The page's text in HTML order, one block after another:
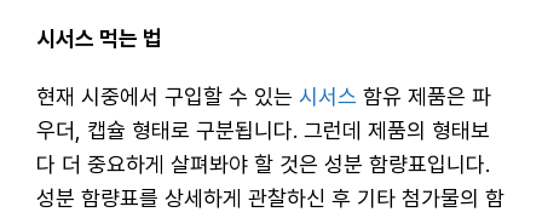
시서스 먹는 법
현재 시중에서 구입할 수 있는 시서스 함유 제품은 파
우더, 캡슐 형태로 구분됩니다. 그런데 제품의 형태보
다 더 중요하게 살펴봐야 할 것은 성분 함량표입니다.
성분 함량표를 상세하게 관찰하신 후 기타 첨가물의 함